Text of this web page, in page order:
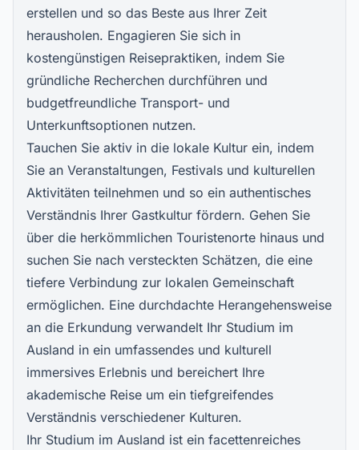
erstellen und so das Beste aus Ihrer Zeit
herausholen. Engagieren Sie sich in
kostengünstigen Reisepraktiken, indem Sie
gründliche Recherchen durchführen und
budgetfreundliche Transport- und
Unterkunftsoptionen nutzen.
Tauchen Sie aktiv in die lokale Kultur ein, indem
Sie an Veranstaltungen, Festivals und kulturellen
Aktivitäten teilnehmen und so ein authentisches
Verständnis Ihrer Gastkultur fördern. Gehen Sie
über die herkömmlichen Touristenorte hinaus und
suchen Sie nach versteckten Schätzen, die eine
tiefere Verbindung zur lokalen Gemeinschaft
ermöglichen. Eine durchdachte Herangehensweise
an die Erkundung verwandelt Ihr Studium im
Ausland in ein umfassendes und kulturell
immersives Erlebnis und bereichert Ihre
akademische Reise um ein tiefgreifendes
Verständnis verschiedener Kulturen.
Ihr Studium im Ausland ist ein facettenreiches